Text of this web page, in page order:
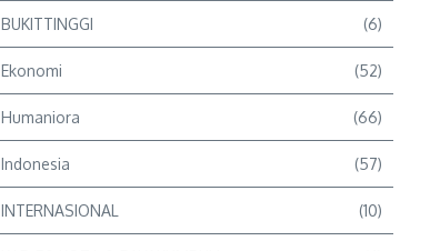
BUKITTINGGI (6)
Ekonomi (52)
Humaniora (66)
Indonesia (57)
INTERNASIONAL (10)